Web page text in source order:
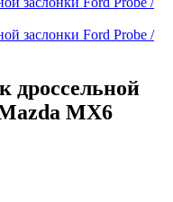
дроссельной
MX6